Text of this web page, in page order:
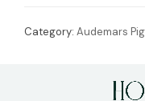
Category: Audemars